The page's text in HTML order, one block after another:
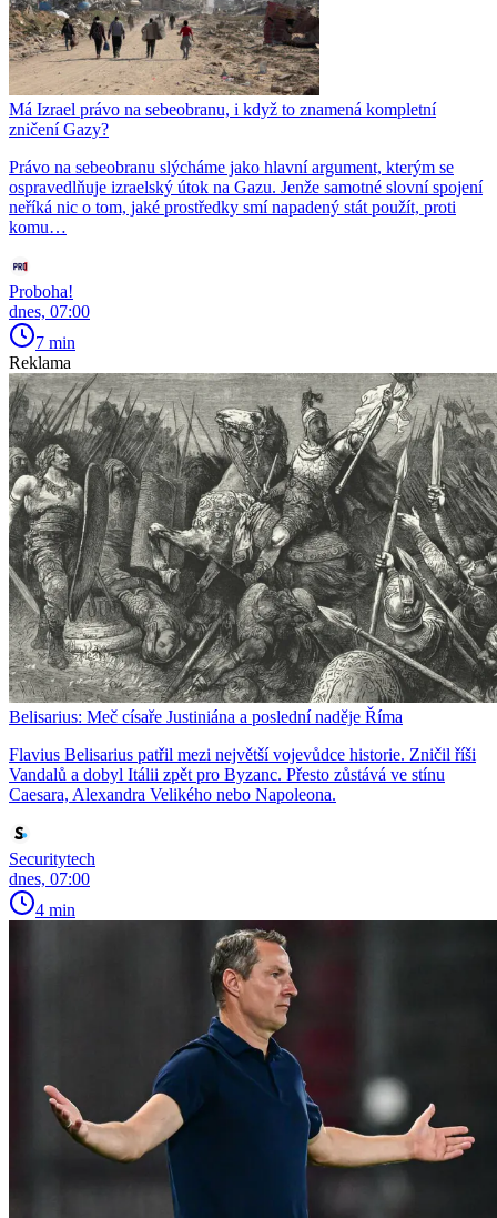
Má Izrael právo na sebeobranu, i když to znamená kompletní
zničení Gazy?
Právo na sebeobranu slýcháme jako hlavní argument, kterým se
ospravedlňuje izraelský útok na Gazu. Jenže samotné slovní spojení
neříká nic o tom, jaké prostředky smí napadený stát použít, proti
komu…
Proboha!
dnes, 07:00
7 min
Reklama
Belisarius: Meč císaře Justiniána a poslední naděje Říma
Flavius Belisarius patřil mezi největší vojevůdce historie. Zničil říši
Vandalů a dobyl Itálii zpět pro Byzanc. Přesto zůstává ve stínu
Caesara, Alexandra Velikého nebo Napoleona.
Securitytech
dnes, 07:00
4 min